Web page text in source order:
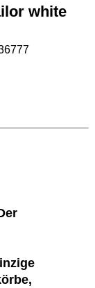
white